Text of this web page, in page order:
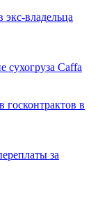
владельца
Caffa
в
за